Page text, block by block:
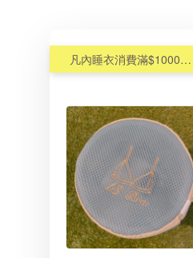
凡內睡衣消費滿$1000元,享優惠價加購內衣洗衣袋$99(原$190)